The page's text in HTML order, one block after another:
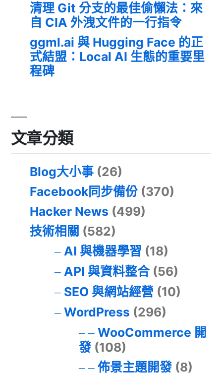
清理 Git 分支的最佳偷懶法：來
自 CIA 外洩文件的一行指令
ggml.ai 與 Hugging Face 的正
式結盟：Local AI 生態的重要里
程碑
文章分類
Blog大小事 (26)
Facebook同步備份 (370)
Hacker News (499)
技術相關 (582)
AI 與機器學習 (18)
API 與資料整合(56)
SEO 與網站經營 (10)
WordPress (296)
WooCommerce 開
發(108)
佈景主題開發(8)